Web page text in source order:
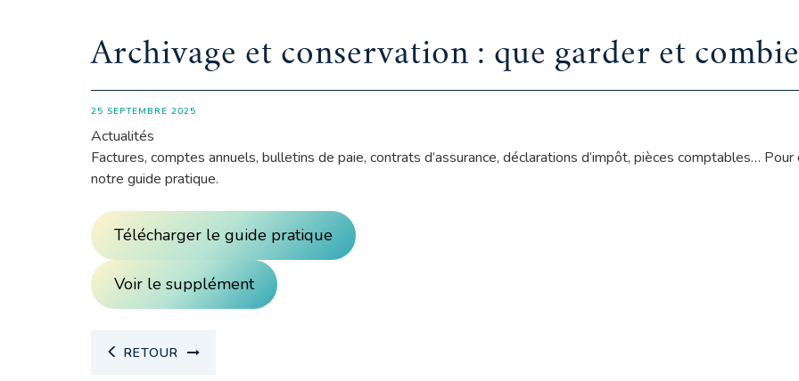
Archivage et conservation : que garder et
25 SEPTEMBRE 2025
Actualités
Factures, comptes annuels, bulletins de paie, contrats d’assurance, déclarations d’impôt, pièces comptables…
notre guide pratique.
Télécharger le guide pratique
Voir le supplément
RETOUR